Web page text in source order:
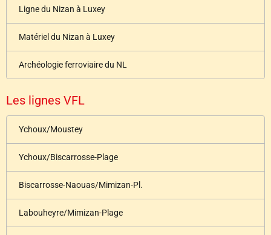
Ligne du Nizan à Luxey
Matériel du Nizan à Luxey
Archéologie ferroviaire du NL
Les lignes VFL
Ychoux/Moustey
Ychoux/Biscarrosse-Plage
Biscarrosse-Naouas/Mimizan-Pl.
Labouheyre/Mimizan-Plage